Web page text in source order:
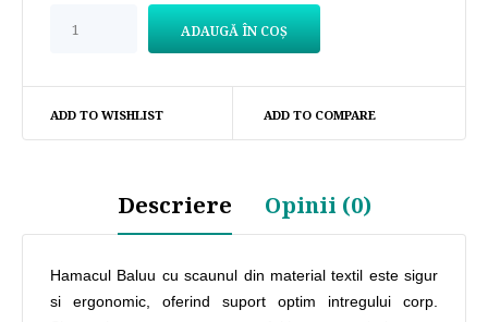
ADD TO WISHLIST ADD TO COMPARE
Descriere Opinii (0)
Hamacul Baluu cu scaunul din material textil este sigur
si ergonomic, oferind suport optim intregului corp.